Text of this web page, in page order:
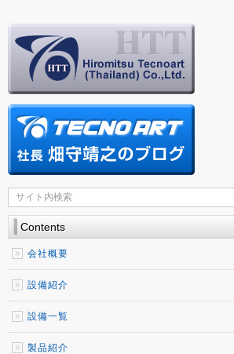
Contents
会社概要
設備紹介
設備一覧
製品紹介